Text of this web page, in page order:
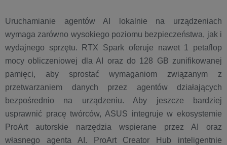
Uruchamianie agentów AI lokalnie na urządzeniach
wymaga zarówno wysokiego poziomu bezpieczeństwa, jak i
wydajnego sprzętu. RTX Spark oferuje nawet 1 petaflop
mocy obliczeniowej dla AI oraz do 128 GB zunifikowanej
pamięci, aby sprostać wymaganiom związanym z
przetwarzaniem danych przez agentów działających
bezpośrednio na urządzeniu. Aby jeszcze bardziej
usprawnić pracę twórców, ASUS integruje w ekosystemie
ProArt autorskie narzędzia wspierane przez AI oraz
własnego agenta AI. ProArt Creator Hub inteligentnie